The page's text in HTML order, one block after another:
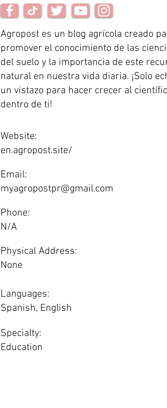
Agropost es un blog agrícola creado
promover el conocimiento de las
del suelo y la importancia de este
natural en nuestra vida diaria. ¡Solo
un vistazo para hacer crecer al
dentro de ti!
Website:
en.agropost.site/
Email:
myagropostpr@gmail.com
Phone:
N/A
Physical Address:
None
Languages:
Spanish, English
Specialty:
Education